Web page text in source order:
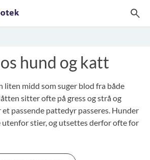
hund og katt
liten midd som suger blod fra både
sitter ofte på gress og strå og
et passende pattedyr passeres. Hunder
utenfor stier, og utsettes derfor ofte for